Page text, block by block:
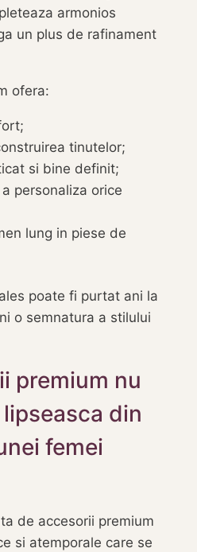
armonios
un plus de rafinament
ofera:
tinutelor;
si bine definit;
personaliza orice
lung in piese de
poate fi purtat ani la
o semnatura a stilului
premium nu
din
femei
de accesorii premium
si atemporale care se